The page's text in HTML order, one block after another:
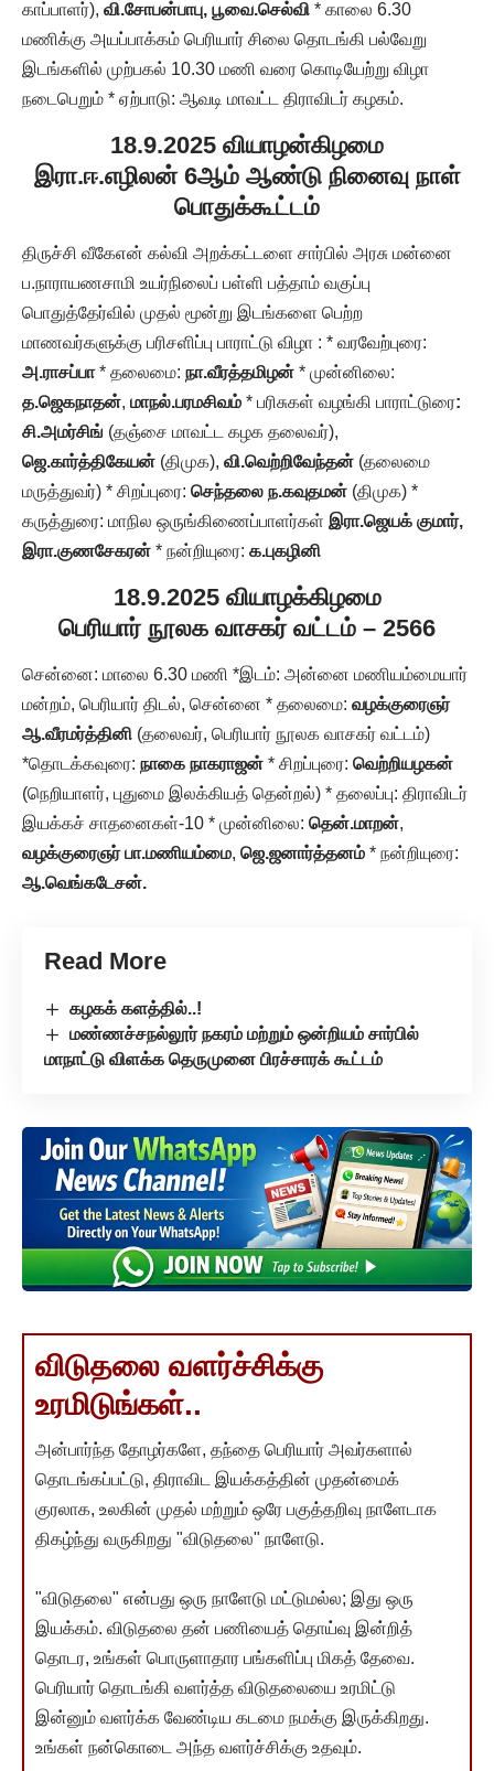
காப்பாளர்), வி.சோபன்பாபு, பூவை.செல்வி * காலை 6.30
மணிக்கு அயப்பாக்கம் பெரியார் சிலை தொடங்கி பல்வேறு
இடங்களில் முற்பகல் 10.30 மணி வரை கொடியேற்று விழா
நடைபெறும் * ஏற்பாடு: ஆவடி மாவட்ட திராவிடர் கழகம்.
18.9.2025 வியாழன்கிழமை
இரா.ஈ.எழிலன் 6ஆம் ஆண்டு நினைவு நாள்
பொதுக்கூட்டம்
திருச்சி வீகேஎன் கல்வி அறக்கட்டளை சார்பில் அரசு மன்னை
ப.நாராயணசாமி உயர்நிலைப் பள்ளி பத்தாம் வகுப்பு
பொதுத்தேர்வில் முதல் மூன்று இடங்களை பெற்ற
மாணவர்களுக்கு பரிசளிப்பு பாராட்டு விழா : * வரவேற்புரை:
அ.ராசப்பா* தலைமை: நா.வீரத்தமிழன் * முன்னிலை:
த.ஜெகநாதன், மாநல்.பரமசிவம் * பரிசுகள் வழங்கி பாராட்டுரை:
சி.அமர்சிங் (தஞ்சை மாவட்ட கழக தலைவர்),
ஜெ.கார்த்திகேயன் (திமுக), வி.வெற்றிவேந்தன் (தலைமை
மருத்துவர்) * சிறப்புரை: செந்தலை ந.கவுதமன் (திமுக) *
கருத்துரை: மாநில ஒருங்கிணைப்பாளர்கள் இரா.ஜெயக் குமார்,
இரா.குணசேகரன் * நன்றியுரை: க.புகழினி
18.9.2025 வியாழக்கிழமை
பெரியார் நூலக வாசகர் வட்டம் – 2566
சென்னை: மாலை 6.30 மணி *இடம்: அன்னை மணியம்மையார்
மன்றம், பெரியார் திடல், சென்னை * தலைமை: வழக்குரைஞர்
ஆ.வீரமர்த்தினி (தலைவர், பெரியார் நூலக வாசகர் வட்டம்)
*தொடக்கவுரை: நாகை நாகராஜன் * சிறப்புரை: வெற்றியழகன்
(நெறியாளர், புதுமை இலக்கியத் தென்றல்) * தலைப்பு: திராவிடர்
இயக்கச் சாதனைகள்-10 * முன்னிலை: தென்.மாறன்,
வழக்குரைஞர் பா.மணியம்மை, ஜெ.ஜனார்த்தனம் * நன்றியுரை:
ஆ.வெங்கடேசன்.
Read More
கழகக் களத்தில்..!
மண்ணச்சநல்லூர் நகரம் மற்றும் ஒன்றியம் சார்பில்
மாநாட்டு விளக்க தெருமுனை பிரச்சாரக் கூட்டம்
விடுதலை வளர்ச்சிக்கு
உரமிடுங்கள்..
அன்பார்ந்த தோழர்களே, தந்தை பெரியார் அவர்களால்
தொடங்கப்பட்டு, திராவிட இயக்கத்தின் முதன்மைக்
குரலாக, உலகின் முதல் மற்றும் ஒரே பகுத்தறிவு நாளேடாக
திகழ்ந்து வருகிறது "விடுதலை" நாளேடு.
"விடுதலை" என்பது ஒரு நாளேடு மட்டுமல்ல; இது ஒரு
இயக்கம். விடுதலை தன் பணியைத் தொய்வு இன்றித்
தொடர, உங்கள் பொருளாதார பங்களிப்பு மிகத் தேவை.
பெரியார் தொடங்கி வளர்த்த விடுதலையை உரமிட்டு
இன்னும் வளர்க்க வேண்டிய கடமை நமக்கு இருக்கிறது.
உங்கள் நன்கொடை அந்த வளர்ச்சிக்கு உதவும்.